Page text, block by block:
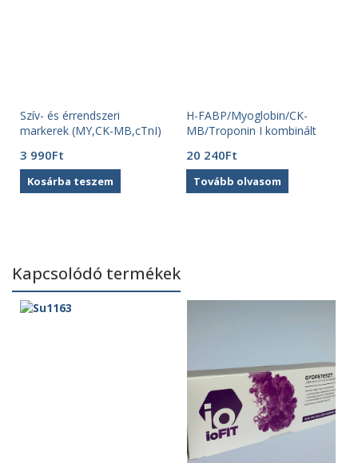
Szív- és érrendszeri
markerek (MY,CK-MB,cTnI)
3 990Ft
Kosárba teszem
H-FABP/Myoglobin/CK-
MB/Troponin I kombinált
20 240Ft
Tovább olvasom
Kapcsolódó termékek